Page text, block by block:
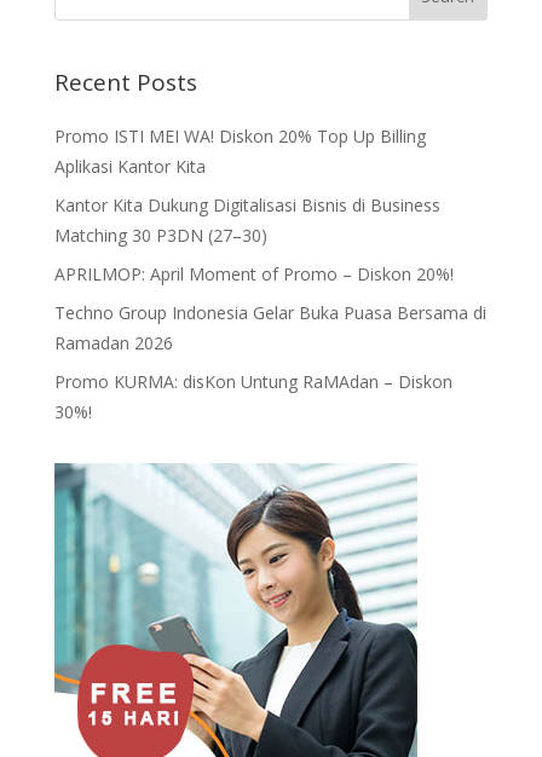
Recent Posts
Promo ISTI MEI WA! Diskon 20% Top Up Billing
Aplikasi Kantor Kita
Kantor Kita Dukung Digitalisasi Bisnis di Business
Matching 30 P3DN (27–30)
APRILMOP: April Moment of Promo – Diskon 20%!
Techno Group Indonesia Gelar Buka Puasa Bersama di
Ramadan 2026
Promo KURMA: disKon Untung RaMAdan – Diskon
30%!